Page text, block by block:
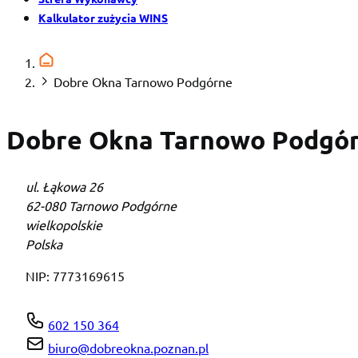
Kalkulator zużycia WINS
Dobre Okna Tarnowo Podgórne
Dobre Okna Tarnowo
ul. Łąkowa 26
62-080 Tarnowo Podgórne
wielkopolskie
Polska
NIP: 7773169615
602 150 364
biuro@dobreokna.poznan.pl